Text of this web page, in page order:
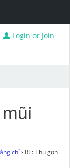
Login or Join
chỉ› RE: Thu gọn